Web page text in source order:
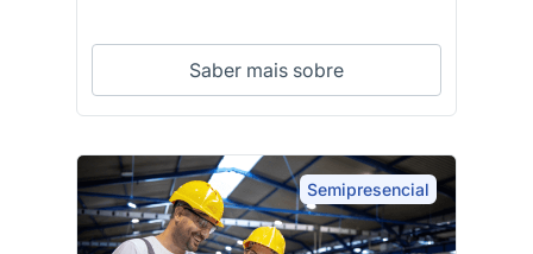
Saber mais sobre
Semipresencial